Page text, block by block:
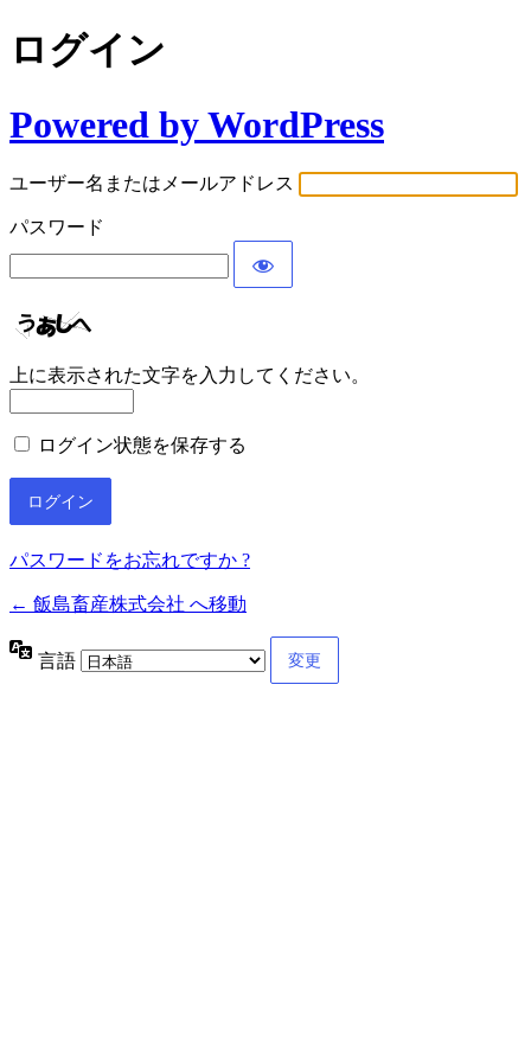
ログイン
Powered by WordPress
ユーザー名またはメールアドレス
パスワード
上に表示された文字を入力してください。
ログイン状態を保存する
パスワードをお忘れですか ?
← 飯島畜産株式会社 へ移動
言語